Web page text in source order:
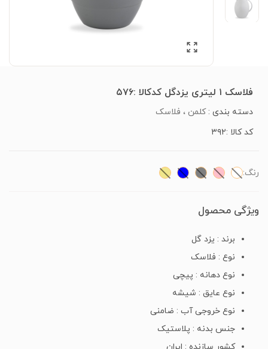
فلاسک ۱ لیتری یزدگل کدکالا :۵۷۶
دسته بندی :کلمن ، فلاسک
کد کالا :۳۹۲
رنگ:
ویژگی محصول
برند : یزد گل
نوع : فلاسک
نوع دهانه : پیچی
نوع عایق : شیشه
نوع خروجی آب : ضامنی
جنس بدنه : پلاستیک